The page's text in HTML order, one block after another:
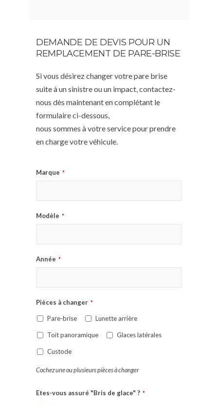
DEMANDE DE DEVIS POUR UN
REMPLACEMENT DE PARE-BRISE
Si vous désirez changer votre pare brise
suite à un sinistre ou un impact, contactez-
nous dès maintenant en complétant le
formulaire ci-dessous,
nous sommes à votre service pour prendre
en charge votre véhicule.
Marque *
Modèle *
Année *
Pièces à changer *
Pare-brise Lunette arrière
Toit panoramique Glaces latérales
Custode
Cochez une ou plusieurs pièces à changer
Etes-vous assuré "Bris de glace" ? *